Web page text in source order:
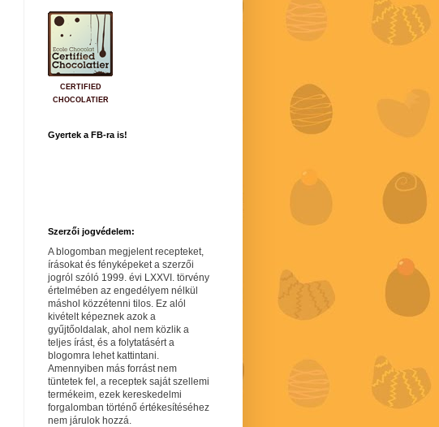
CERTIFIED
CHOCOLATIER
Gyertek a FB-ra is!
Szerzői jogvédelem:
A blogomban megjelent recepteket,
írásokat és fényképeket a szerzői
jogról szóló 1999. évi LXXVI. törvény
értelmében az engedélyem nélkül
máshol közzétenni tilos. Ez alól
kivételt képeznek azok a
gyűjtőoldalak, ahol nem közlik a
teljes írást, és a folytatásért a
blogomra lehet kattintani.
Amennyiben más forrást nem
tüntetek fel, a receptek saját szellemi
termékeim, ezek kereskedelmi
forgalomban történő értékesítéséhez
nem járulok hozzá.